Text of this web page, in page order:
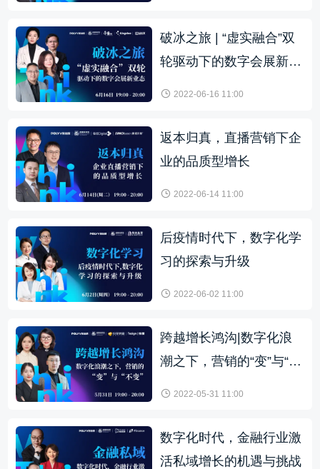
破冰之旅 | “虚实融合”双
轮驱动下的数字会展新业
2022-06-16 11:00
返本归真，直播营销下企
业的品质型增长
2022-06-14 11:00
后疫情时代下，数字化学
习的探索与升级
2022-06-02 11:00
跨越增长鸿沟|数字化浪
潮之下，营销的“变”与“不
2022-05-31 11:00
数字化时代，金融行业激
活私域增长的机遇与挑战